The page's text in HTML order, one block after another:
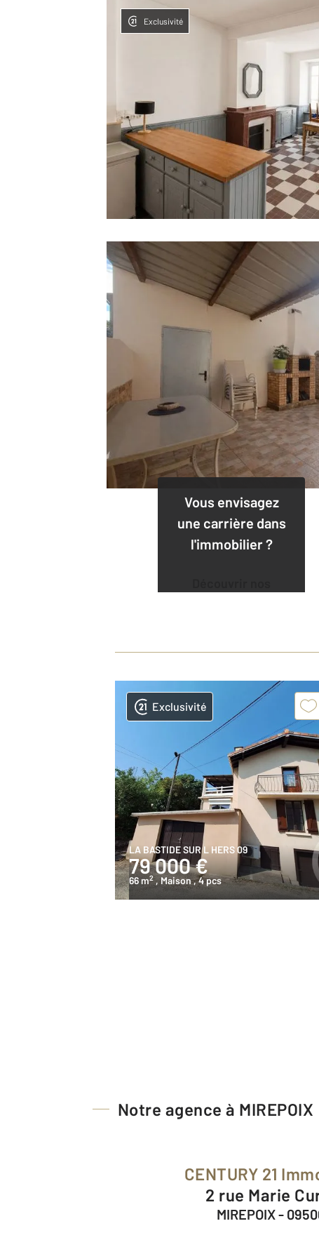
Exclusivité
Vous envisagez
une carrière dans
l'immobilier ?
Exclusivité
LA BASTIDE SUR L HERS 09
79 000 €
66 m2 , Maison, 4 pcs
Notre agence à MIREPOIX
CENTURY 21
2 rue Marie
MIREPOIX -